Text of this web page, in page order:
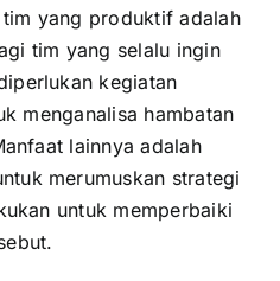
yang produktif adalah
tim yang selalu ingin
kegiatan
menganalisa hambatan
lainnya adalah
merumuskan strategi
untuk memperbaiki